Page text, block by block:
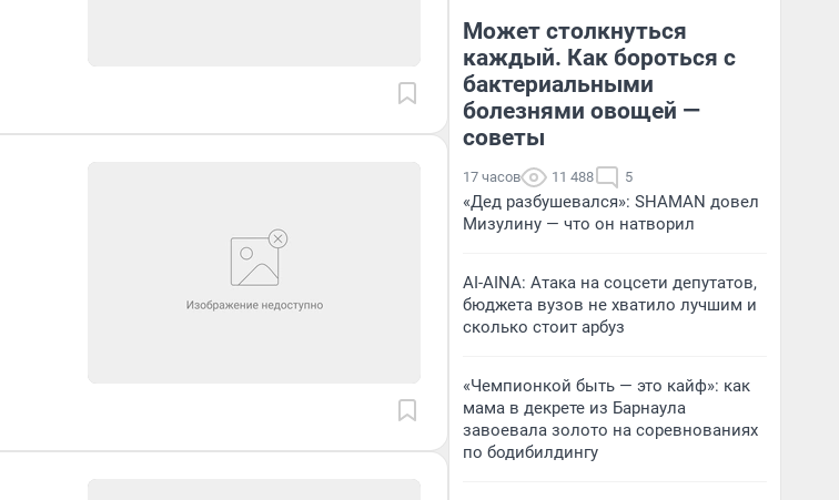
Может столкнуться
каждый. Как бороться с
бактериальными
болезнями овощей —
советы
17 часов 11 488 5
«Дед разбушевался»: SHAMAN довел
Мизулину — что он натворил
AI-AINA: Атака на соцсети депутатов,
бюджета вузов не хватило лучшим и
сколько стоит арбуз
«Чемпионкой быть — это кайф»: как
мама в декрете из Барнаула
завоевала золото на соревнованиях
по бодибилдингу